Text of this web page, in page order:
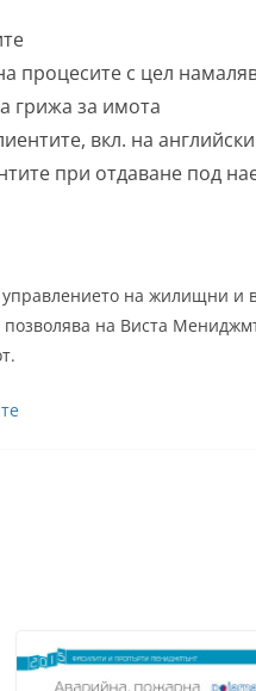
процесите с цел
грижа за имота
вкл. на
при отдаване под
на жилищни и
на Виста